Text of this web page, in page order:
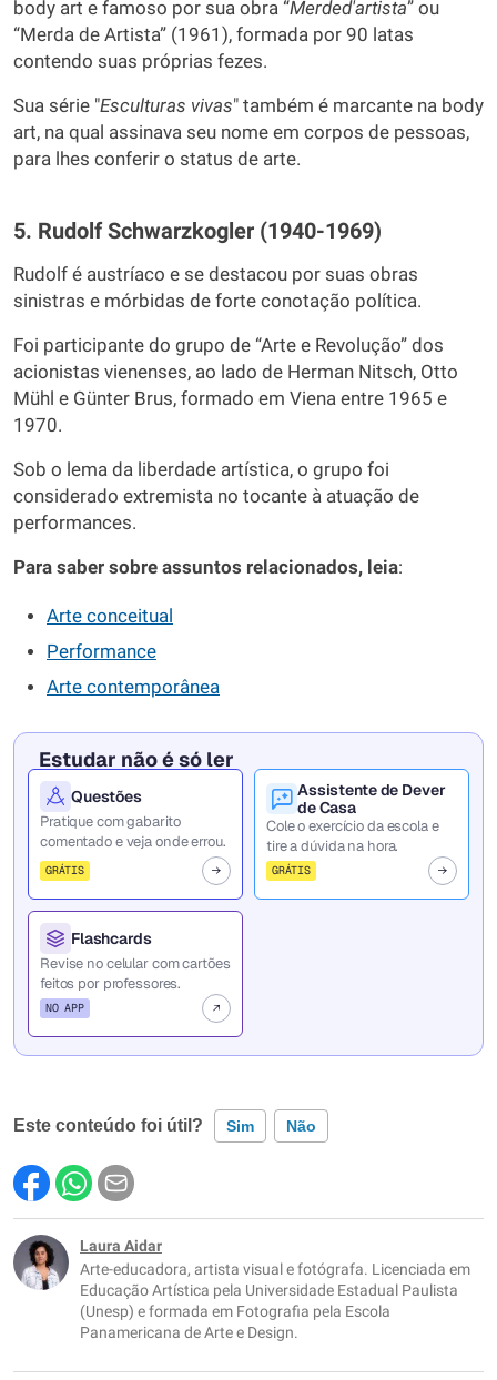
body art e famoso por sua obra “Merded'artista” ou
“Merda de Artista” (1961), formada por 90 latas
contendo suas próprias fezes.
Sua série "Esculturas vivas" também é marcante na body
art, na qual assinava seu nome em corpos de pessoas,
para lhes conferir o status de arte.
5. Rudolf Schwarzkogler (1940-1969)
Rudolf é austríaco e se destacou por suas obras
sinistras e mórbidas de forte conotação política.
Foi participante do grupo de “Arte e Revolução” dos
acionistas vienenses, ao lado de Herman Nitsch, Otto
Mühl e Günter Brus, formado em Viena entre 1965 e
1970.
Sob o lema da liberdade artística, o grupo foi
considerado extremista no tocante à atuação de
performances.
Para saber sobre assuntos relacionados, leia:
Arte conceitual
Performance
Arte contemporânea
Estudar não é só ler
Questões
Pratique com gabarito
comentado e veja onde errou.
GRÁTIS
Assistente de Dever
de Casa
Cole o exercício da escola e
tire a dúvida na hora.
GRÁTIS
Flashcards
Revise no celular com cartões
feitos por professores.
NO APP
Este conteúdo foi útil? Sim Não
Este conteúdo contém informação incorreta
Este conteúdo não tem a informação que procuro
Outro
Laura Aidar
Arte-educadora, artista visual e fotógrafa. Licenciada em
Educação Artística pela Universidade Estadual Paulista
(Unesp) e formada em Fotografia pela Escola
Panamericana de Arte e Design.